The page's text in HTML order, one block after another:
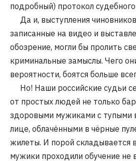
подробный) протокол
Да и, выступления чиновников
записанные на видео и
обозрение, могли бы пролить
криминальные замыслы. Чего
вероятности, боятся больше
Но! Наши российские судьи
от простых людей не только
здоровыми мужиками с тупыми
лице, облачёнными в чёрные
жилеты. И порой складывается
мужики проходили обучение не